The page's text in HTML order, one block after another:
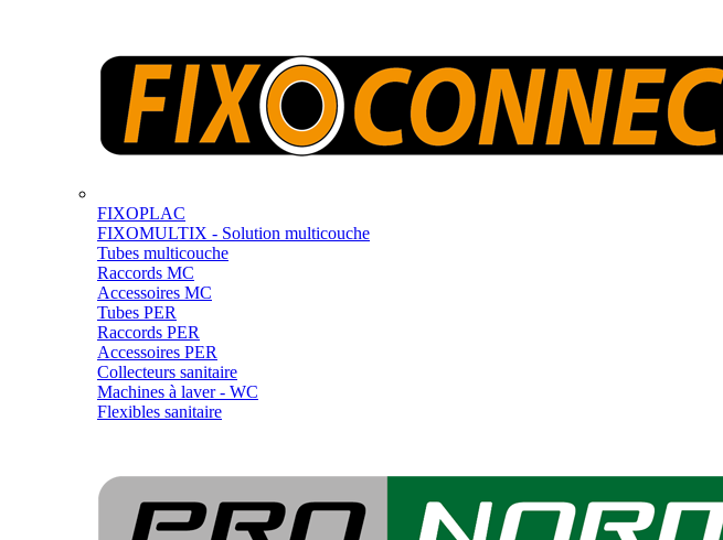
FIXOPLAC
FIXOMULTIX - Solution multicouche
Tubes multicouche
Raccords MC
Accessoires MC
Tubes PER
Raccords PER
Accessoires PER
Collecteurs sanitaire
Machines à laver - WC
Flexibles sanitaire